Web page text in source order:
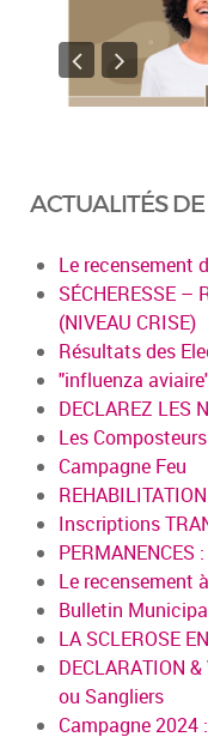
ACTUALITÉS
Le recensement
SÉCHERESSE –
(NIVEAU CRISE)
Résultats des
"influenza
DECLAREZ LES
Les
Campagne Feu
Inscriptions
Le recensement
Bulletin
LA SCLEROSE
DECLARATION
ou Sangliers
Campagne 2024